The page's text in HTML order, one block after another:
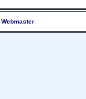
Webmaster